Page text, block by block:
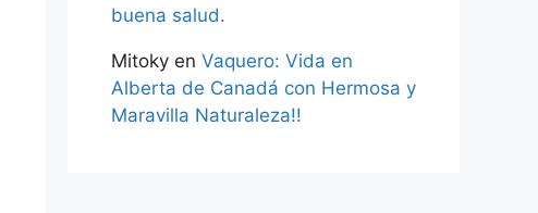
buena salud.
Mitoky en Vaquero: Vida en
Alberta de Canadá con Hermosa y
Maravilla Naturaleza!!